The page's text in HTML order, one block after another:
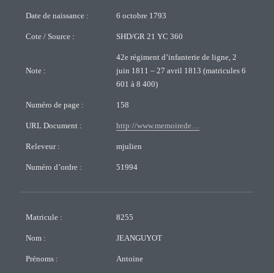
Date de naissance : 6 octobre 1793
Cote / Source : SHD/GR 21 YC 360
Note :
42e régiment d’infanterie de ligne, 2
juin 1811 – 27 avril 1813 (matricules 6
601 à 8 400)
Numéro de page : 158
URL Document : http://www.memoirede…
Releveur : mjulien
Numéro d’ordre : 51994
Matricule : 8255
Nom : JEANGUYOT
Prénoms : Antoine